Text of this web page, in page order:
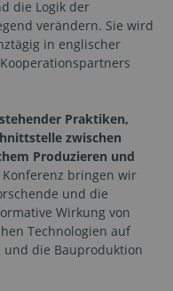
die Logik der
verändern. Sie wird
in englischer
Praktiken,
zwischen
Produzieren und
bringen wir
und die
Wirkung von
Technologien auf
und die Bauproduktion